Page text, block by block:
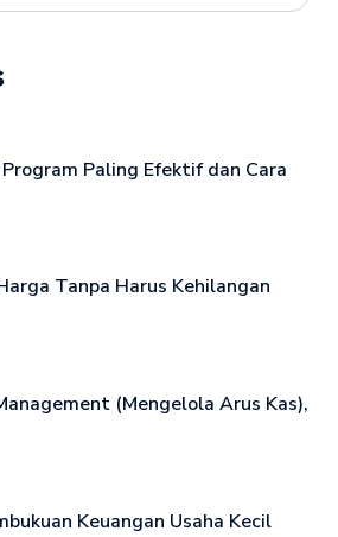
Paling Efektif dan Cara
Tanpa Harus Kehilangan
(Mengelola Arus Kas),
Keuangan Usaha Kecil